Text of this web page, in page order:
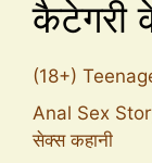
कैटेगरी
(18+)
Anal Sex Story
सेक्स कहानी